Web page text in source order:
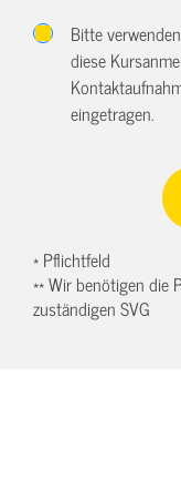
Bitte
diese
eingetragen.
* Pflichtfeld
** Wir benötigen die
zuständigen SVG